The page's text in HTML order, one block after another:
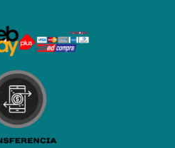
a
m
k